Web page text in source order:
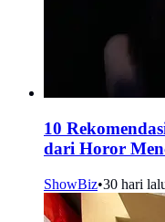
10
dari Horor
ShowBiz•30 hari